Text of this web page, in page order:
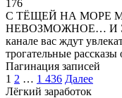
1 76
С ТЁЩЕЙ НА МОРЕ
НЕВОЗМОЖНОЕ… И
канале вас ждут
трогательные рассказы
Пагинация записей
1 2 … 1 436 Далее
Лёгкий заработок